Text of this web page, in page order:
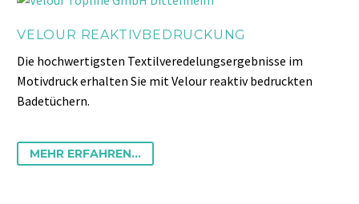
VELOUR REAKTIVBEDRUCKUNG
Die hochwertigsten Textilveredelungsergebnisse im
Motivdruck erhalten Sie mit Velour reaktiv bedruckten
Badetüchern.
MEHR ERFAHREN...